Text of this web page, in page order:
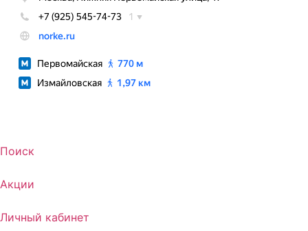
Поиск
Акции
Личный кабинет